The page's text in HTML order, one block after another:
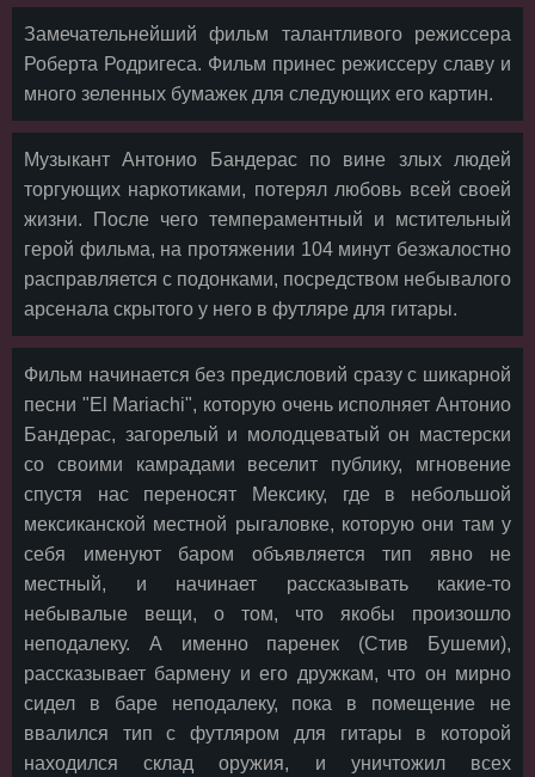
Замечательнейший фильм талантливого режиссера
Роберта Родригеса. Фильм принес режиссеру славу и
много зеленных бумажек для следующих его картин.
Музыкант Антонио Бандерас по вине злых людей
торгующих наркотиками, потерял любовь всей своей
жизни. После чего темпераментный и мстительный
герой фильма, на протяжении 104 минут безжалостно
расправляется с подонками, посредством небывалого
арсенала скрытого у него в футляре для гитары.
Фильм начинается без предисловий сразу с шикарной
песни "El Mariachi", которую очень исполняет Антонио
Бандерас, загорелый и молодцеватый он мастерски
со своими камрадами веселит публику, мгновение
спустя нас переносят Мексику, где в небольшой
мексиканской местной рыгаловке, которую они там у
себя именуют баром объявляется тип явно не
местный, и начинает рассказывать какие-то
небывалые вещи, о том, что якобы произошло
неподалеку. А именно паренек (Стив Бушеми),
рассказывает бармену и его дружкам, что он мирно
сидел в баре неподалеку, пока в помещение не
ввалился тип с футляром для гитары в которой
находился склад оружия, и уничтожил всех